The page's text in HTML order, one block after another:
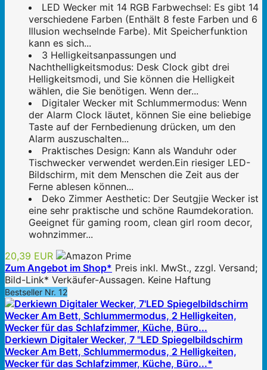
LED Wecker mit 14 RGB Farbwechsel: Es gibt 14
verschiedene Farben (Enthält 8 feste Farben und 6
Illusion wechselnde Farbe). Mit Speicherfunktion
kann es sich...
3 Helligkeitsanpassungen und
Nachthelligkeitsmodus: Desk Clock gibt drei
Helligkeitsmodi, und Sie können die Helligkeit
wählen, die Sie benötigen. Wenn der...
Digitaler Wecker mit Schlummermodus: Wenn
der Alarm Clock läutet, können Sie eine beliebige
Taste auf der Fernbedienung drücken, um den
Alarm auszuschalten...
Praktisches Design: Kann als Wanduhr oder
Tischwecker verwendet werden.Ein riesiger LED-
Bildschirm, mit dem Menschen die Zeit aus der
Ferne ablesen können...
Deko Zimmer Aesthetic: Der Seutgjie Wecker ist
eine sehr praktische und schöne Raumdekoration.
Geeignet für gaming room, clean girl room decor,
wohnzimmer...
20,39 EUR
Zum Angebot im Shop* Preis inkl. MwSt., zzgl. Versand;
Bild-Link* Verkäufer-Aussagen. Keine Haftung
Bestseller Nr. 12
Derkiewn Digitaler Wecker, 7 "LED Spiegelbildschirm
Wecker Am Bett, Schlummermodus, 2 Helligkeiten,
Wecker für das Schlafzimmer, Küche, Büro...*